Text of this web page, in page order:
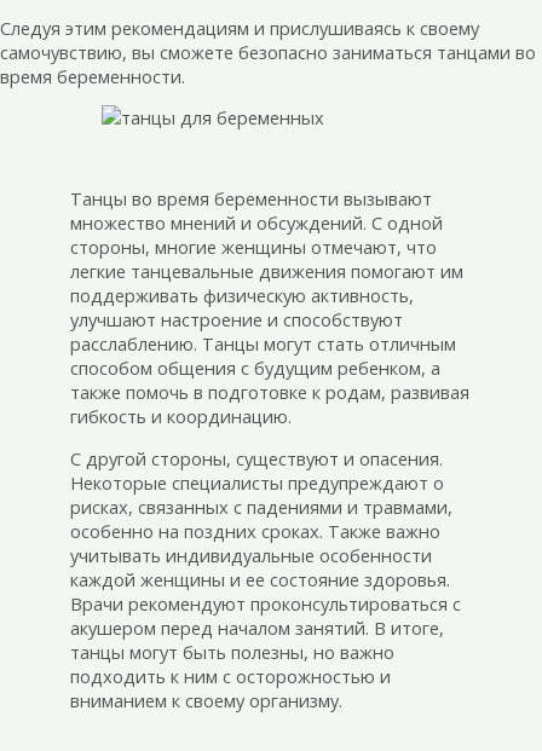
Следуя этим рекомендациям и прислушиваясь к своему
самочувствию, вы сможете безопасно заниматься танцами во
время беременности.
Танцы во время беременности вызывают
множество мнений и обсуждений. С одной
стороны, многие женщины отмечают, что
легкие танцевальные движения помогают им
поддерживать физическую активность,
улучшают настроение и способствуют
расслаблению. Танцы могут стать отличным
способом общения с будущим ребенком, а
также помочь в подготовке к родам, развивая
гибкость и координацию.
С другой стороны, существуют и опасения.
Некоторые специалисты предупреждают о
рисках, связанных с падениями и травмами,
особенно на поздних сроках. Также важно
учитывать индивидуальные особенности
каждой женщины и ее состояние здоровья.
Врачи рекомендуют проконсультироваться с
акушером перед началом занятий. В итоге,
танцы могут быть полезны, но важно
подходить к ним с осторожностью и
вниманием к своему организму.